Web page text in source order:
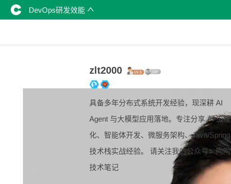
DevOps研发效能
zlt2000
具备多年分布式系统开发经验，现深耕 AI
Agent 与大模型应用落地。专注分享 AI 工程
化、智能体开发、微服务架构、Java/Spring
技术栈实战经验。 请关注我的公众号：陶陶
技术笔记